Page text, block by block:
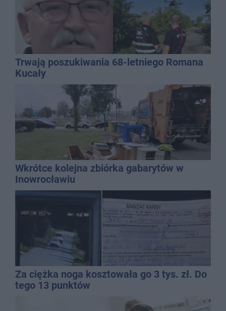
Trwają poszukiwania 68-letniego Romana
Kucały
Wkrótce kolejna zbiórka gabarytów w
Inowrocławiu
Za ciężka noga kosztowała go 3 tys. zł. Do
tego 13 punktów